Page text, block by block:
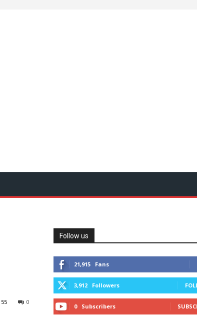
0
55
Follow us
21,915 Fans
3,912 Followers
0 Subscribers